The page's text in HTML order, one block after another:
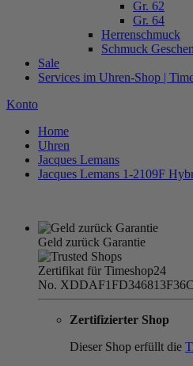
Gr. 62
Gr. 64
Herrenschmuck
Schmuck
Sale
Services im Uhren-Shop |
Konto
Home
Uhren
Jacques Lemans
Jacques Lemans 1-2109F
Geld zurück Garantie
Zertifikat für Timeshop24
No.
Zertifizierter Shop
Dieser Shop erfüllt die